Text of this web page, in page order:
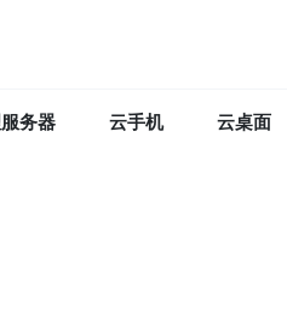
务器 云手机 云桌面